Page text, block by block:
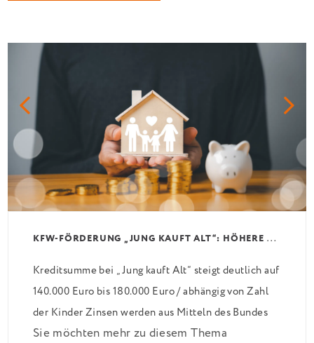
K
FW-FÖRDERUNG „JUNG KAUFT ALT“: HÖHERE KREDITE AB AUGUST 2026
Kreditsumme bei „Jung kauft Alt“ steigt deutlich auf
140.000 Euro bis 180.000 Euro / abhängig von Zahl
der Kinder Zinsen werden aus Mitteln des Bundes
verbilligt: Heutiger Zins bei 0,53 Prozent effektiv
Sie möchten mehr zu diesem Thema